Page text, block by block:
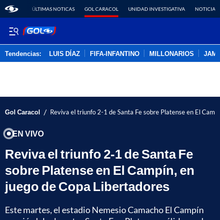
ÚLTIMAS NOTICAS GOL CARACOL UNIDAD INVESTIGATIVA NOTICIAS
Tendencias: LUIS DÍAZ FIFA-INFANTINO MILLONARIOS
Gol Caracol / Reviva el triunfo 2-1 de Santa Fe sobre Platense en El
EN VIVO
Reviva el triunfo 2-1 de Santa Fe
sobre Platense en El Campín, en
juego de Copa Libertadores
Este martes, el estadio Nemesio Camacho El Campín